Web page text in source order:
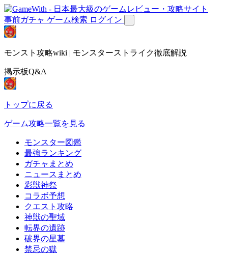
事前ガチャ ゲーム検索 ログイン
モンスト攻略wiki | モンスターストライク徹底解説
掲示板Q&A
トップに戻る
ゲーム攻略一覧を見る
モンスター図鑑
最強ランキング
ガチャまとめ
ニュースまとめ
彩獣神祭
コラボ予想
クエスト攻略
神獣の聖域
転界の遺跡
破界の星墓
禁忌の獄